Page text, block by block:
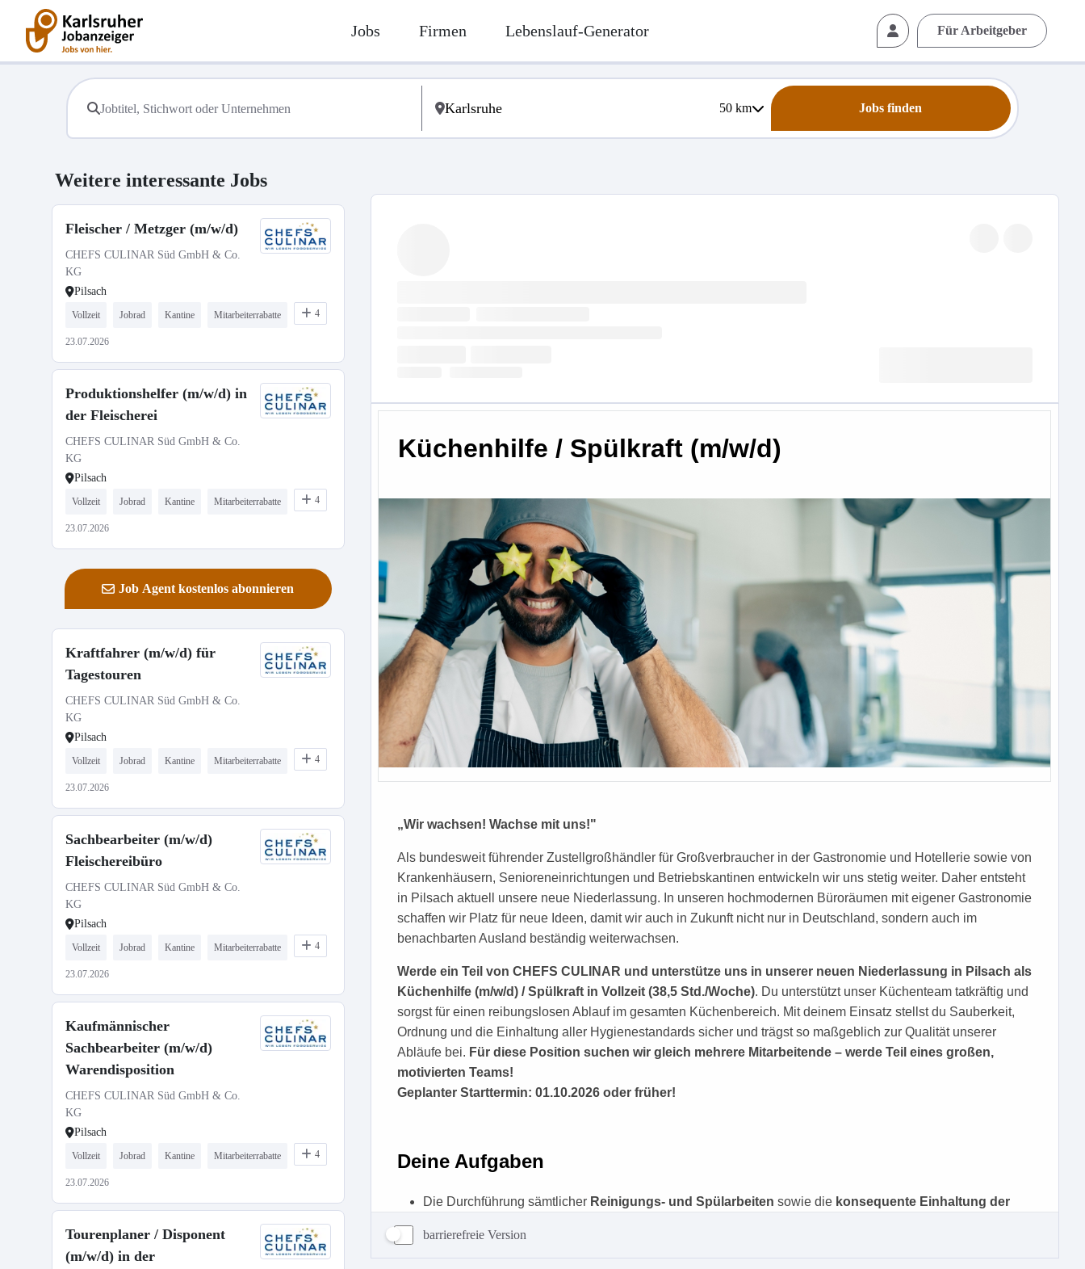
Jobs Firmen Lebenslauf-Generator Für Arbeitgeber
50km Jobs finden
Weitere interessante Jobs
Fleischer / Metzger (m/w/d)
CHEFS CULINAR Süd GmbH & Co.
KG
Pilsach
Vollzeit Jobrad Kantine Mitarbeiterrabatte 4
23.07.2026
Produktionshelfer (m/w/d) in
der Fleischerei
CHEFS CULINAR Süd GmbH & Co.
KG
Pilsach
Vollzeit Jobrad Kantine Mitarbeiterrabatte 4
23.07.2026
Job Agent kostenlos abonnieren
Kraftfahrer (m/w/d) für
Tagestouren
CHEFS CULINAR Süd GmbH & Co.
KG
Pilsach
Vollzeit Jobrad Kantine Mitarbeiterrabatte 4
23.07.2026
Sachbearbeiter (m/w/d)
Fleischereibüro
CHEFS CULINAR Süd GmbH & Co.
KG
Pilsach
Vollzeit Jobrad Kantine Mitarbeiterrabatte 4
23.07.2026
Kaufmännischer
Sachbearbeiter (m/w/d)
Warendisposition
CHEFS CULINAR Süd GmbH & Co.
KG
Pilsach
Vollzeit Jobrad Kantine Mitarbeiterrabatte 4
23.07.2026
Tourenplaner / Disponent
(m/w/d) in der
barrierefreie Version